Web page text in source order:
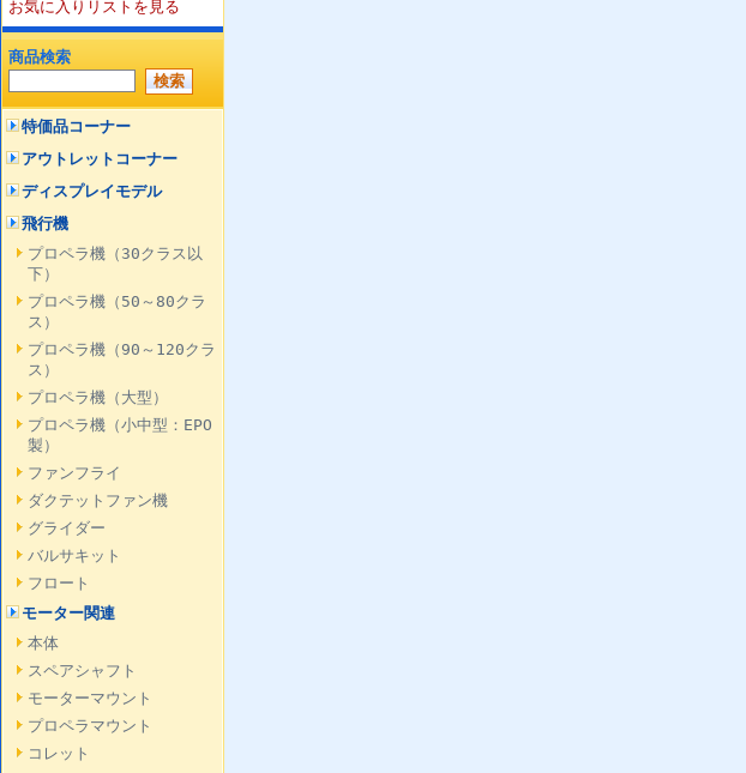
お気に入りリストを見る
商品検索
特価品コーナー
アウトレットコーナー
ディスプレイモデル
飛行機
プロペラ機（30クラス以
下）
プロペラ機（50～80クラ
ス）
プロペラ機（90～120クラ
ス）
プロペラ機（大型）
プロペラ機（小中型：EPO
製）
ファンフライ
ダクテットファン機
グライダー
バルサキット
フロート
モーター関連
本体
スペアシャフト
モーターマウント
プロペラマウント
コレット